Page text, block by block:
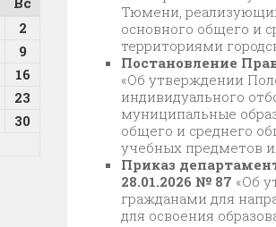
Тюмени,
основного общего и
территориями
Постановление
«Об утверждении
индивидуального
муниципальные
общего и среднего
учебных предметов
Приказ
28.01.2026 № 87 «Об
гражданами для
для освоения
2
9
16
23
30